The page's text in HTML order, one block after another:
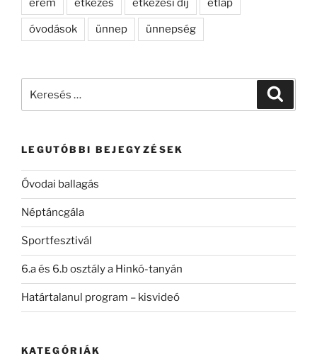
érem étkezés étkezési díj étlap
óvodások ünnep ünnepség
LEGUTÓBBI BEJEGYZÉSEK
Óvodai ballagás
Néptáncgála
Sportfesztivál
6.a és 6.b osztály a Hinkó-tanyán
Határtalanul program – kisvideó
KATEGÓRIÁK